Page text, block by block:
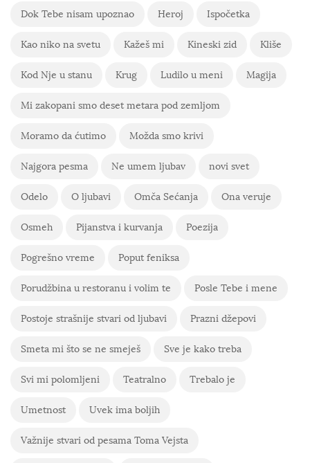
Dok Tebe nisam upoznao Heroj Ispočetka
Kao niko na svetu Kažeš mi Kineski zid Kliše
Kod Nje u stanu Krug Ludilo u meni Magija
Mi zakopani smo deset metara pod zemljom
Moramo da ćutimo Možda smo krivi
Najgora pesma Ne umem ljubav novi svet
Odelo O ljubavi Omča Sećanja Ona veruje
Osmeh Pijanstva i kurvanja Poezija
Pogrešno vreme Poput feniksa
Porudžbina u restoranu i volim te Posle Tebe i mene
Postoje strašnije stvari od ljubavi Prazni džepovi
Smeta mi što se ne smeješ Sve je kako treba
Svi mi polomljeni Teatralno Trebalo je
Umetnost Uvek ima boljih
Važnije stvari od pesama Toma Vejsta